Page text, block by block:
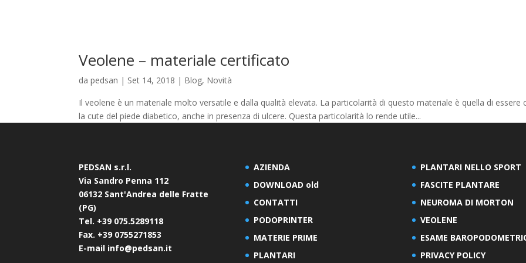
Veolene – materiale certificato
dapedsan | Set 14, 2018 | Blog, Novità
Il veolene è un materiale molto versatile e dalla qualità elevata. La particolarità di questo materiale è quella di
la cute del piede diabetico, anche in presenza di ulcere. Questa particolarità lo rende utile...
PEDSAN s.r.l.
Via Sandro Penna 112
06132 Sant'Andrea delle Fratte
(PG)
Tel. +39 075.5289118
Fax. +39 0755271853
E-mail info@pedsan.it
AZIENDA
DOWNLOAD old
CONTATTI
PODOPRINTER
MATERIE PRIME
PLANTARI
PLANTARI NELLO SPORT
FASCITE PLANTARE
NEUROMA DI MORTON
VEOLENE
ESAME
PRIVACY POLICY